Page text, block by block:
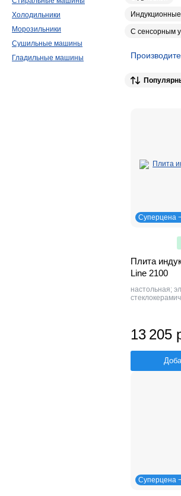
Индукционные
С сенсорным
Суперцена
Плита
Line 2100
настольная;
13 205
Суперцена
Холодильники
Морозильники
Сушильные машины
Гладильные машины